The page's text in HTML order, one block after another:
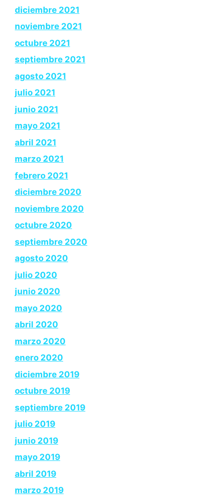
diciembre 2021
noviembre 2021
octubre 2021
septiembre 2021
agosto 2021
julio 2021
junio 2021
mayo 2021
abril 2021
marzo 2021
febrero 2021
diciembre 2020
noviembre 2020
octubre 2020
septiembre 2020
agosto 2020
julio 2020
junio 2020
mayo 2020
abril 2020
marzo 2020
enero 2020
diciembre 2019
octubre 2019
septiembre 2019
julio 2019
junio 2019
mayo 2019
abril 2019
marzo 2019